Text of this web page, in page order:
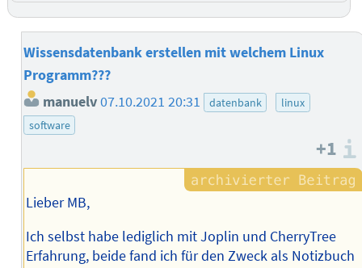
Wissensdatenbank erstellen mit welchem Linux
Programm???
manuelv07.10.2021 20:31 datenbank
linux
software
+1
Lieber MB,
Ich selbst habe lediglich mit Joplin und CherryTree
Erfahrung, beide fand ich für den Zweck als Notizbuch